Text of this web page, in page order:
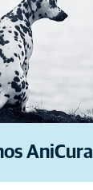
AniCura